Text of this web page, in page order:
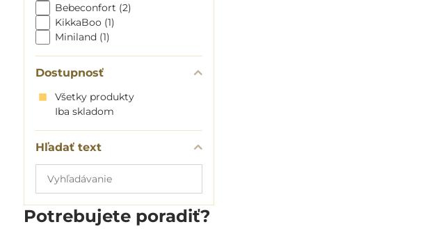
Bebeconfort (2)
KikkaBoo (1)
Miniland (1)
Dostupnosť
Všetky produkty
Iba skladom
Hľadať text
Prehľadať
výsledky
filtra
fulltextom
Potrebujete poradiť?